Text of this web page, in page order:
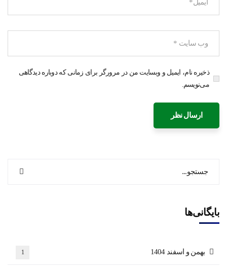
ذخیره نام، ایمیل و وبسایت من در مرورگر برای زمانی که دوباره دیدگاهی
می‌نویسم.
بایگانی‌ها
بهمن و اسفند 1404 1